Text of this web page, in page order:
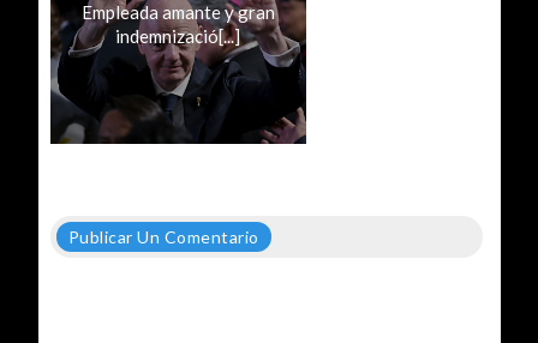
Empleada amante y gran
indemnizació[...]
Publicar Un Comentario